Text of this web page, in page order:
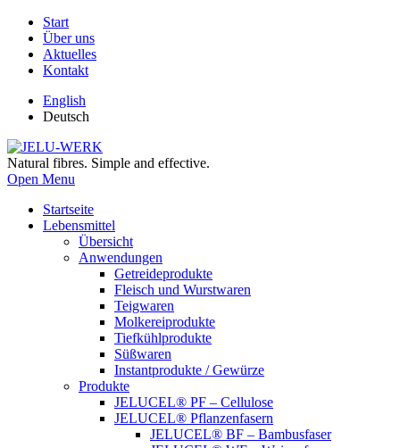
Start
Über uns
Aktuelles
Kontakt
English
Deutsch
Natural fibres. Simple and effective.
Open Menu
Startseite
Lebensmittel
Übersicht
Anwendungen
Getreideprodukte
Fleisch und Wurstwaren
Teigwaren
Molkereiprodukte
Tiefkühlprodukte
Süßwaren
Instantprodukte / Gewürze
Produkte
JELUCEL® PF – Cellulose
JELUCEL® Pflanzenfasern
JELUCEL® BF – Bambusfaser